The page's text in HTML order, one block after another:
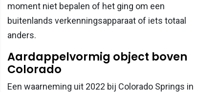
moment niet bepalen of het ging om een
buitenlands verkenningsapparaat of iets totaal
anders.
Aardappelvormig object boven
Colorado
Een waarneming uit 2022 bij Colorado Springs in